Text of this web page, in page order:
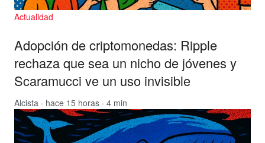
Actualidad
Adopción de criptomonedas: Ripple
rechaza que sea un nicho de jóvenes y
Scaramucci ve un uso invisible
Alcista · hace 15 horas · 4 min